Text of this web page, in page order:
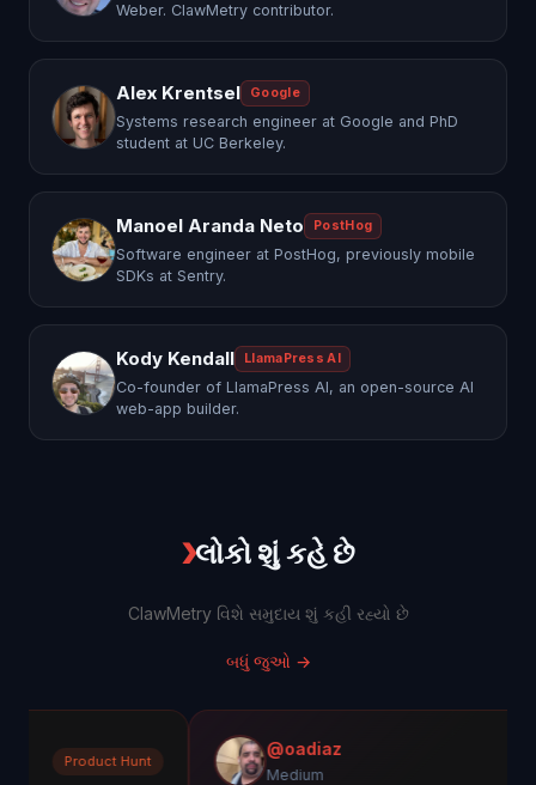
Weber. ClawMetry contributor.
Alex Krentsel Google
Systems research engineer at Google and PhD
student at UC Berkeley.
Manoel Aranda Neto PostHog
Software engineer at PostHog, previously mobile
SDKs at Sentry.
Kody Kendall LlamaPress AI
Co-founder of LlamaPress AI, an open-source AI
web-app builder.
❯લોકો શું કહે છે
ClawMetry વિશે સમુદાય શું કહી રહ્યો છે
બધું જુઓ →
Hunt
@oadiaz
Medium